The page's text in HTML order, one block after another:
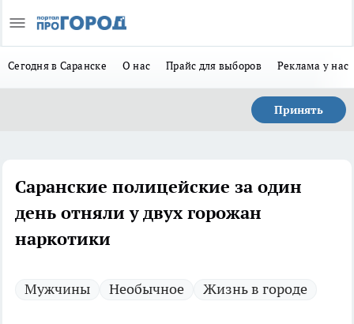
Сегодня в Саранске О нас Прайс для выборов Реклама у нас
Принять
Саранские полицейские за один
день отняли у двух горожан
наркотики
Мужчины Необычное Жизнь в городе